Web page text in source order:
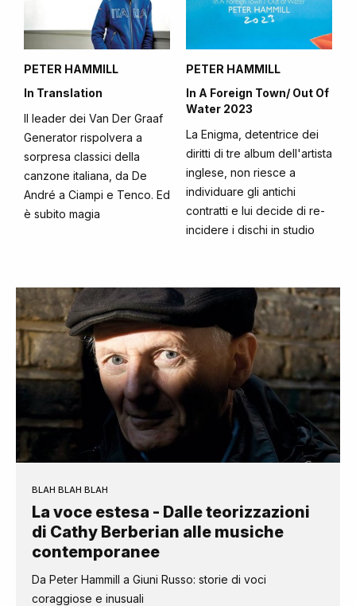
PETER HAMMILL
In Translation
Il leader dei Van Der Graaf
Generator rispolvera a
sorpresa classici della
canzone italiana, da De
André a Ciampi e Tenco. Ed
è subito magia
PETER HAMMILL
In A Foreign Town/ Out Of
Water 2023
La Enigma, detentrice dei
diritti di tre album dell'artista
inglese, non riesce a
individuare gli antichi
contratti e lui decide di re-
incidere i dischi in studio
BLAH BLAH BLAH
La voce estesa - Dalle teorizzazioni
di Cathy Berberian alle musiche
contemporanee
Da Peter Hammill a Giuni Russo: storie di voci
coraggiose e inusuali